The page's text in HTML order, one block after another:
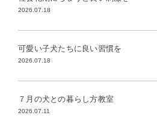
2026.07.18
可愛い子犬たちに良い習慣を
2026.07.18
７月の犬との暮らし方教室
2026.07.11